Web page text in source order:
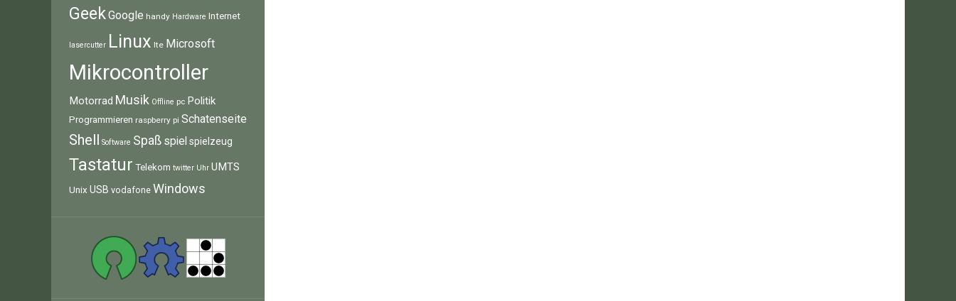
GeekGoogle handy Hardware Internet
lasercutter Linux lte Microsoft
Mikrocontroller
Motorrad Musik Offline pc Politik
Programmieren raspberry pi Schatenseite
Shell Software Spaß spiel spielzeug
Tastatur Telekom twitter Uhr UMTS
Unix USB vodafone Windows